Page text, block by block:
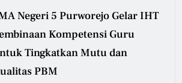
Negeri 5 Purworejo Gelar IHT
Kompetensi Guru
Tingkatkan Mutu dan
PBM